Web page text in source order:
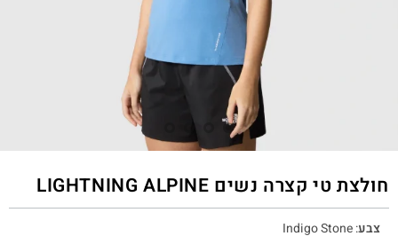
חולצת טי קצרה נשים LIGHTNING ALPINE
צבע:
Indigo Stone